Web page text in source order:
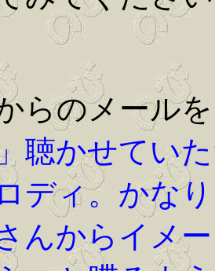
らのメール
聴かせてい
ディ。かな
んからイメ